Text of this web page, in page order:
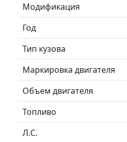
Модификация
Год
Тип кузова
Маркировка двигателя
Объем двигателя
Топливо
Л.C.